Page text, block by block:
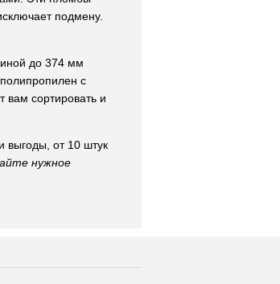
подмену.
до 374 мм
с
сортировать и
выгоды, от 10 штук
нужное